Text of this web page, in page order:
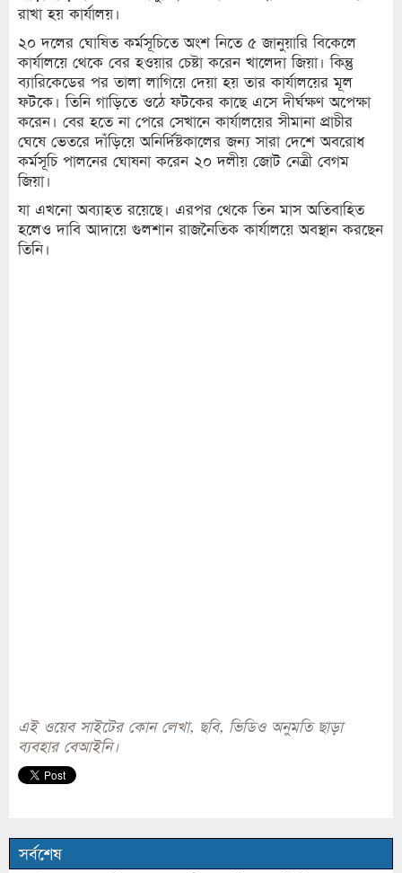
রাখা হয় কার্যালয়।
২০ দলের ঘোষিত কর্মসূচিতে অংশ নিতে ৫ জানুয়ারি বিকেলে
কার্যালয়ে থেকে বের হওয়ার চেষ্টা করেন খালেদা জিয়া। কিন্তু
ব্যারিকেডের পর তালা লাগিয়ে দেয়া হয় তার কার্যালয়ের মূল
ফটকে। তিনি গাড়িতে ওঠে ফটকের কাছে এসে দীর্ঘক্ষণ অপেক্ষা
করেন। বের হতে না পেরে সেখানে কার্যালয়ের সীমানা প্রাচীর
ঘেষে ভেতরে দাঁড়িয়ে অনির্দিষ্টকালের জন্য সারা দেশে অবরোধ
কর্মসূচি পালনের ঘোষনা করেন ২০ দলীয় জোট নেত্রী বেগম
জিয়া।
যা এখনো অব্যাহত রয়েছে। এরপর থেকে তিন মাস অতিবাহিত
হলেও দাবি আদায়ে গুলশান রাজনৈতিক কার্যালয়ে অবস্থান করছেন
তিনি।
এই ওয়েব সাইটের কোন লেখা, ছবি, ভিডিও অনুমতি ছাড়া
ব্যবহার বেআইনি।
সর্বশেষ